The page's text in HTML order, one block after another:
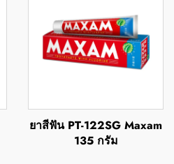
ยาสีฟัน PT-122SG Maxam
135 กรัม